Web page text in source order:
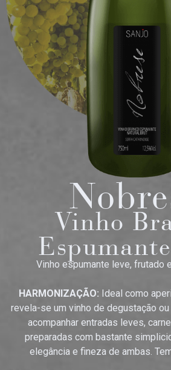
Vinho
Vinho espumante leve, frutado
HARMONIZAÇÃO: Ideal como
revela-se um vinho de degustação
acompanhar entradas leves,
preparadas com bastante
elegância e fineza de ambas.